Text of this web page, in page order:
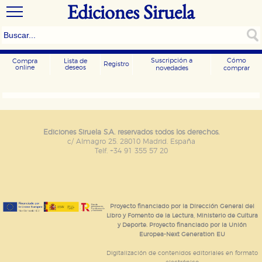
Ediciones Siruela
Compra
online
Lista de
deseos
Registro
Suscripción a
novedades
Cómo
comprar
Ediciones Siruela S.A. reservados todos los derechos.
c/ Almagro 25. 28010 Madrid. España
Telf. +34 91 355 57 20
Proyecto financiado por la Dirección General del
Libro y Fomento de la Lectura, Ministerio de Cultura
y Deporte. Proyecto financiado por la Unión
Europea-Next Generation EU
Digitalización de contenidos editoriales en formato
navegador, pero en ese caso es posible que algunas
áreas de nuestra web dejen de funcionar
Cookies de rendimiento y analíticas
Estas cookies se utilizan para mejorar su experiencia